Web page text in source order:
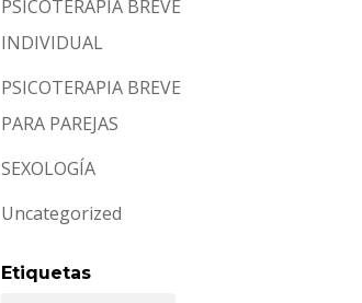
PSICOTERAPIA BREVE
INDIVIDUAL
PSICOTERAPIA BREVE
PARA PAREJAS
SEXOLOGÍA
Uncategorized
Etiquetas